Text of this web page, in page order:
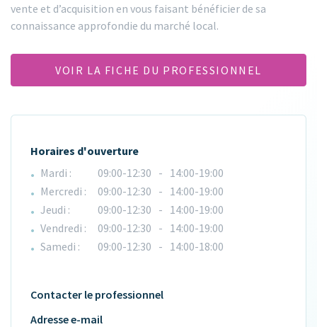
vente et d’acquisition en vous faisant bénéficier de sa
connaissance approfondie du marché local.
VOIR LA FICHE DU PROFESSIONNEL
Horaires d'ouverture
Mardi :
09:00-12:30 - 14:00-19:00
Mercredi :
09:00-12:30 - 14:00-19:00
Jeudi :
09:00-12:30 - 14:00-19:00
Vendredi :
09:00-12:30 - 14:00-19:00
Samedi :
09:00-12:30 - 14:00-18:00
Contacter le professionnel
Adresse e-mail